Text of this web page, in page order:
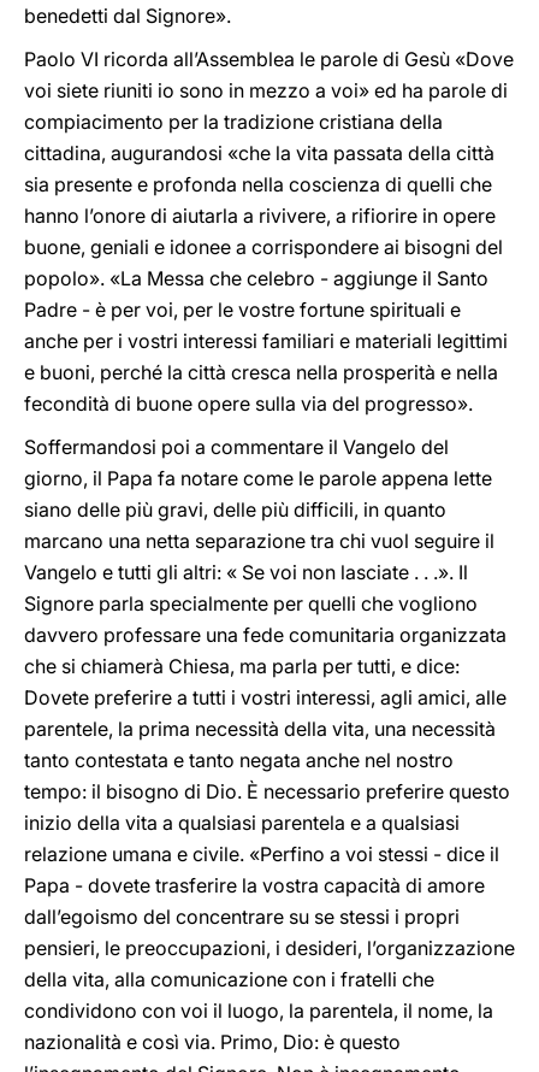
benedetti dal Signore».
Paolo VI ricorda all’Assemblea le parole di Gesù «Dove
voi siete riuniti io sono in mezzo a voi» ed ha parole di
compiacimento per la tradizione cristiana della
cittadina, augurandosi «che la vita passata della città
sia presente e profonda nella coscienza di quelli che
hanno l’onore di aiutarla a rivivere, a rifiorire in opere
buone, geniali e idonee a corrispondere ai bisogni del
popolo». «La Messa che celebro - aggiunge il Santo
Padre - è per voi, per le vostre fortune spirituali e
anche per i vostri interessi familiari e materiali legittimi
e buoni, perché la città cresca nella prosperità e nella
fecondità di buone opere sulla via del progresso».
Soffermandosi poi a commentare il Vangelo del
giorno, il Papa fa notare come le parole appena lette
siano delle più gravi, delle più difficili, in quanto
marcano una netta separazione tra chi vuol seguire il
Vangelo e tutti gli altri: « Se voi non lasciate . . .». Il
Signore parla specialmente per quelli che vogliono
davvero professare una fede comunitaria organizzata
che si chiamerà Chiesa, ma parla per tutti, e dice:
Dovete preferire a tutti i vostri interessi, agli amici, alle
parentele, la prima necessità della vita, una necessità
tanto contestata e tanto negata anche nel nostro
tempo: il bisogno di Dio. È necessario preferire questo
inizio della vita a qualsiasi parentela e a qualsiasi
relazione umana e civile. «Perfino a voi stessi - dice il
Papa - dovete trasferire la vostra capacità di amore
dall’egoismo del concentrare su se stessi i propri
pensieri, le preoccupazioni, i desideri, l’organizzazione
della vita, alla comunicazione con i fratelli che
condividono con voi il luogo, la parentela, il nome, la
nazionalità e così via. Primo, Dio: è questo